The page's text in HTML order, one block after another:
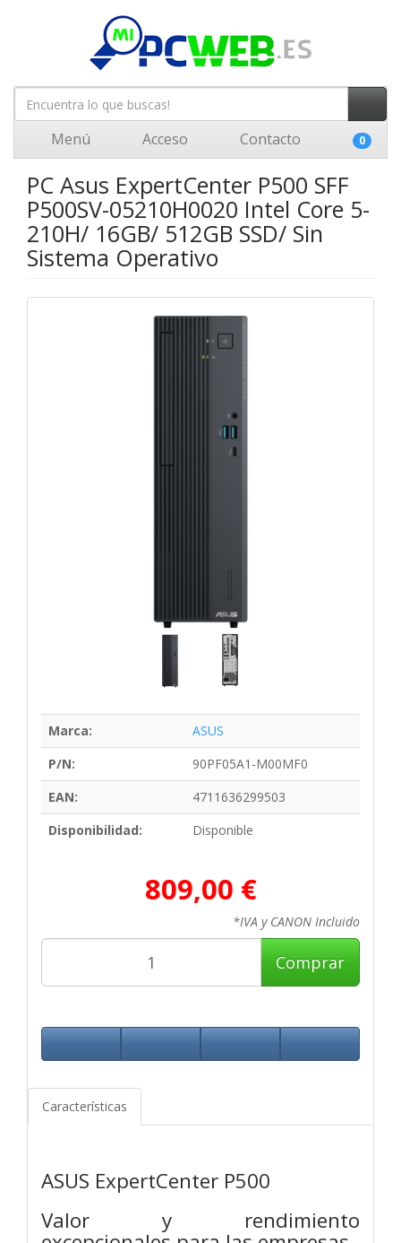
Menú Acceso Contacto 0
PC Asus ExpertCenter P500 SFF
P500SV-05210H0020 Intel Core 5-
210H/ 16GB/ 512GB SSD/ Sin
Sistema Operativo
Marca:
ASUS
P/N:
90PF05A1-M00MF0
EAN:
4711636299503
Disponibilidad:
Disponible
809,00 €
*IVA y CANON Incluido
Comprar
Características
ASUS ExpertCenter P500
Valor y rendimiento